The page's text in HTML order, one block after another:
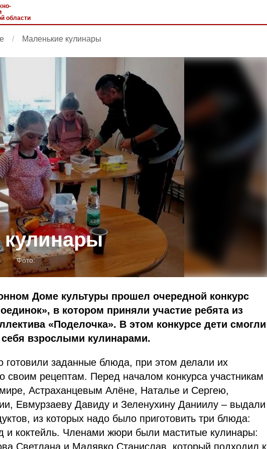
области
Маленькие кулинары
Фото:
Доме культуры прошел очередной конкурс
в котором приняли участие ребята из
«Поделочка». В этом конкурсе дети смогли
себя взрослыми кулинарами.
готовили заданные блюда, при этом делали их
своим рецептам. Перед началом конкурса участникам
Астраханцевым Алёне, Наталье и Сергею,
Евмурзаеву Давиду и Зеленухину Даниилу – выдали
из которых надо было приготовить три блюда:
и коктейль. Членами жюри были маститые кулинары:
Светлана и Малявко Станислав, который подходил к